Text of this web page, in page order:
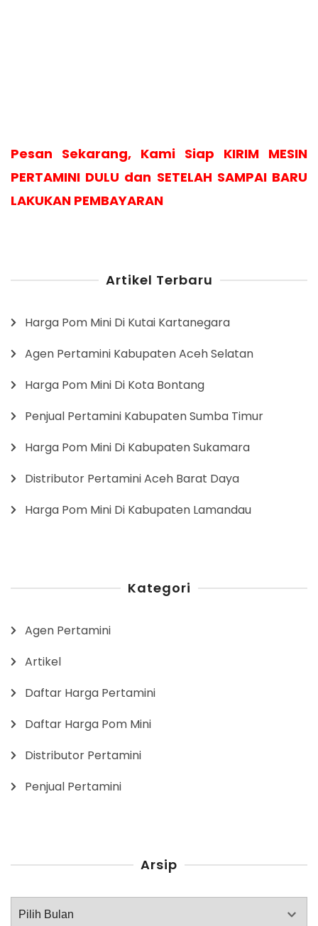
Pesan Sekarang, Kami Siap KIRIM MESIN
PERTAMINI DULU dan SETELAH SAMPAI BARU
LAKUKAN PEMBAYARAN
Artikel Terbaru
Harga Pom Mini Di Kutai Kartanegara
Agen Pertamini Kabupaten Aceh Selatan
Harga Pom Mini Di Kota Bontang
Penjual Pertamini Kabupaten Sumba Timur
Harga Pom Mini Di Kabupaten Sukamara
Distributor Pertamini Aceh Barat Daya
Harga Pom Mini Di Kabupaten Lamandau
Kategori
Agen Pertamini
Artikel
Daftar Harga Pertamini
Daftar Harga Pom Mini
Distributor Pertamini
Penjual Pertamini
Arsip
Arsip